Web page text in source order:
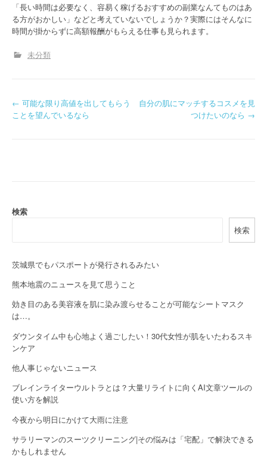
「長い時間は必要なく、容易く稼げるおすすめの副業なんてものはあ
る方がおかしい」などと考えていないでしょうか？実際にはそんなに
時間が掛からずに高額報酬がもらえる仕事も見られます。
未分類
P
a
i
g
a
t
i
o
n
← 可能な限り高値を出してもらう
ことを望んでいるなら
自分の肌にマッチするコスメを見
つけたいのなら →
検索
検索
茨城県でもパスポートが発行されるみたい
熊本地震のニュースを見て思うこと
効き目のある美容液を肌に染み渡らせることが可能なシートマスク
は…。
ダウンタイム中も心地よく過ごしたい！30代女性が肌をいたわるスキ
ンケア
他人事じゃないニュース
ブレインライターウルトラとは？大量リライトに向くAI文章ツールの
使い方を解説
今夜から明日にかけて大雨に注意
サラリーマンのスーツクリーニング|その悩みは「宅配」で解決できる
かもしれません